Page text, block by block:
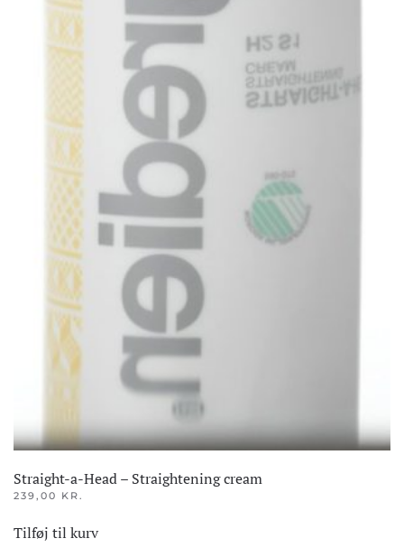
Straight-a-Head – Straightening cream
239,00 KR.
Tilføj til kurv